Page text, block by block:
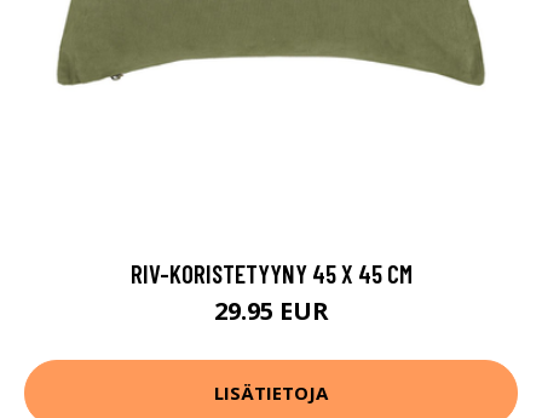
RIV-KORISTETYYNY 45 X 45 CM
29.95 EUR
LISÄTIETOJA